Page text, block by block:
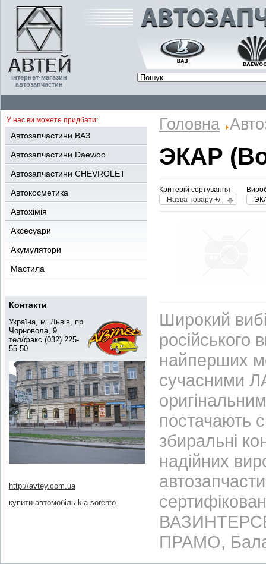
інтернет-магазин
автозапчастин
У нас ви можете придбати:
Автозапчастини ВАЗ
Автозапчастини Daewoo
Автозапчастини CHEVROLET
Автокосметика
Автохімія
Аксесуари
Акумулятори
Мастила
Контакти
Україна, м. Львів, пр.
Чорновола, 9
тел/факс (032) 225-
55-50
http://avtey.com.ua
купити автомобіль kia sorento
Головна
ЭКАР
Критерій сортування
Назва товару +/-
Широкий
найперших
сучасними
постачають
збиральні
надійних
ПРАМО,